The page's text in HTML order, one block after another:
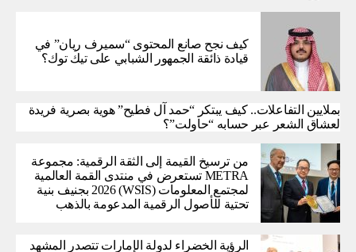
كيف نجح صانع المحتوى “سميرف ريان” في
قيادة ذائقة الجمهور الشبابي على تيك توك؟
بملايين التفاعلات.. كيف يبتكر “حمد آل فطيح” هوية بصرية فريدة
لعشاق الشعر عبر حسابه “حاولت”؟
من ترسيخ القيمة إلى الثقة الرقمية: مجموعة
METRA تستعرض في منتدى القمة العالمية
لمجتمع المعلومات (WSIS) 2026 بجنيف بنية
تحتية للأصول الرقمية المدعومة بالذهب
الرؤية الخضراء لدولة الإمارات تتصدر المشهد